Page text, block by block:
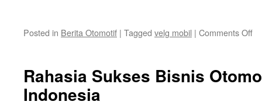
Posted in Berita Otomotif | Tagged velg mobil | Comments Offon
Rahasia Sukses Bisnis
Indonesia